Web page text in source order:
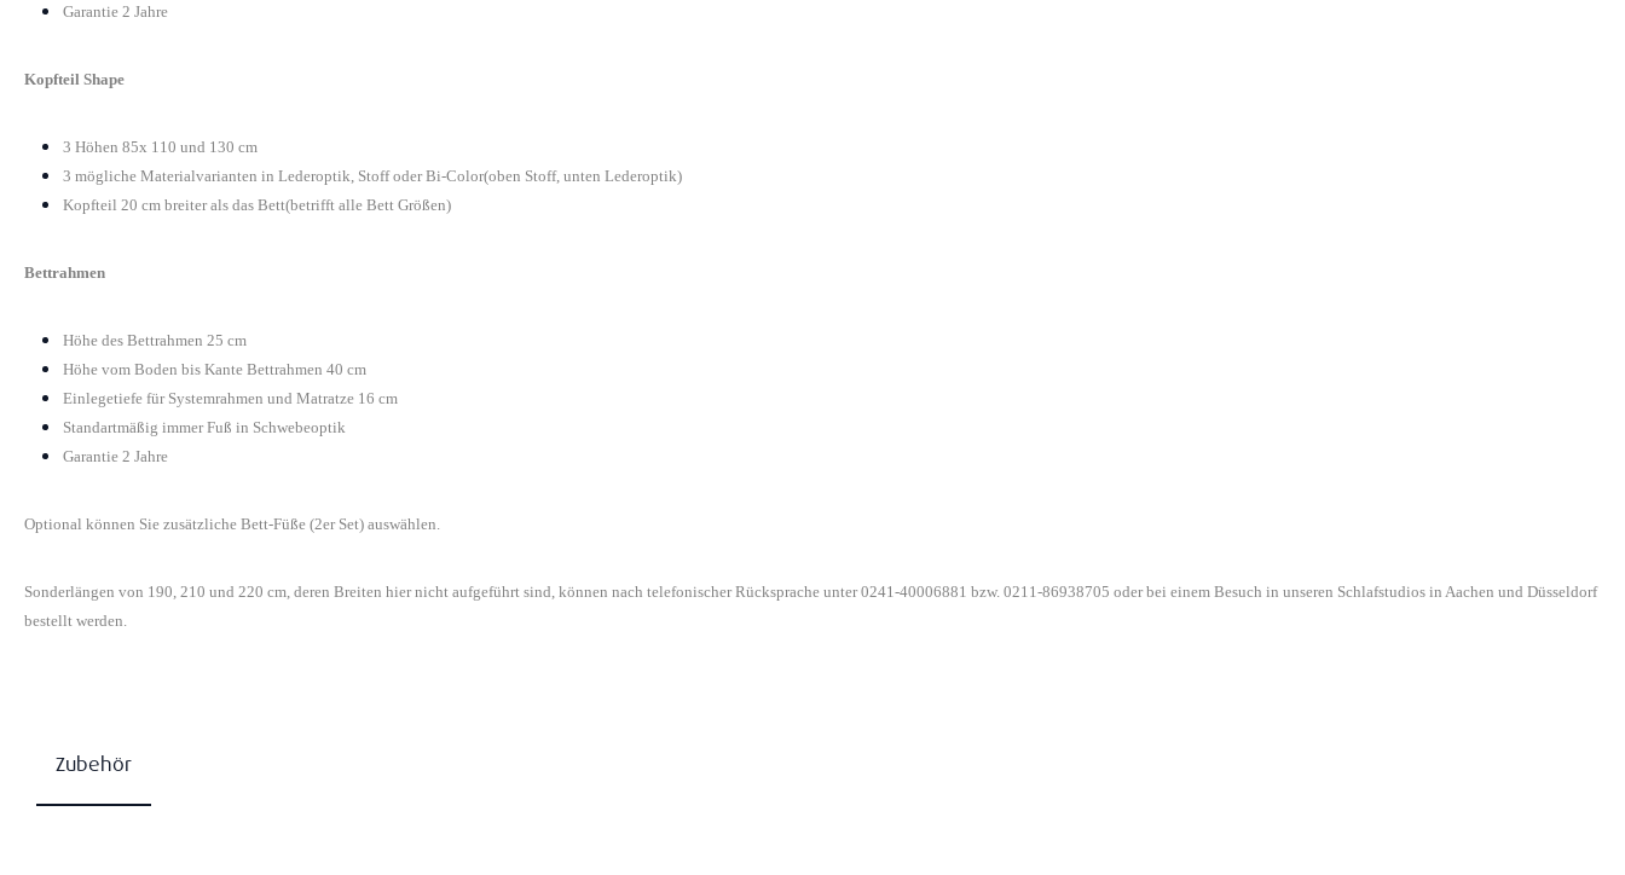
Garantie 2 Jahre
Kopfteil Shape
3 Höhen 85x 110 und 130 cm
3 mögliche Materialvarianten in Lederoptik, Stoff oder Bi-Color(oben Stoff, unten Lederoptik)
Kopfteil 20 cm breiter als das Bett(betrifft alle Bett Größen)
Bettrahmen
Höhe des Bettrahmen 25 cm
Höhe vom Boden bis Kante Bettrahmen 40 cm
Einlegetiefe für Systemrahmen und Matratze 16 cm
Standartmäßig immer Fuß in Schwebeoptik
Garantie 2 Jahre
Optional können Sie zusätzliche Bett-Füße (2er Set) auswählen.
Sonderlängen von 190, 210 und 220 cm, deren Breiten hier nicht aufgeführt sind, können nach telefonischer Rücksprache unter 0241-40006881 bzw. 0211-86938705 oder bei einem Besuch in unseren Schlafstudios in Aachen und Düsseldorf
bestellt werden.
Zubehör